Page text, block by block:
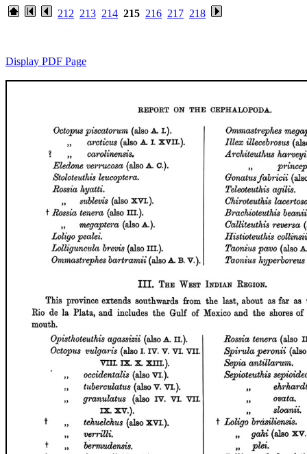
212 213 214 215 216 217 218
Display PDF Page